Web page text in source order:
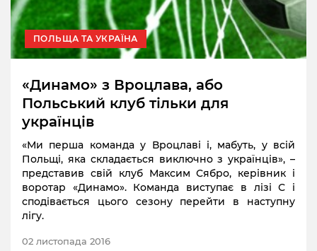
ПОЛЬЩА ТА УКРАЇНА
«Динамо» з Вроцлава, або
Польський клуб тільки для
українців
«Ми перша команда у Вроцлаві і, мабуть, у всій
Польщі, яка складається виключно з українців», –
представив свій клуб Максим Сябро, керівник і
воротар «Динамо». Команда виступає в лізі С і
сподівається цього сезону перейти в наступну
лігу.
02 листопада 2016